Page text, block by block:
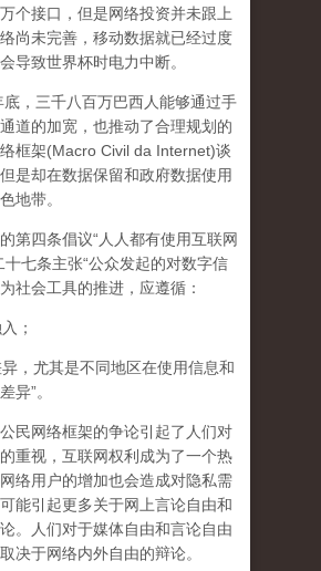
个接口，但是网络投资并未跟上
尚未完善，移动数据就已经过度
导致世界杯时电力中断。
，三千八百万巴西人能够通过手
道的加宽，也推动了合理规划的
框架(Macro Civil da Internet)谈
是却在数据保留和政府数据使用
地带。
第四条倡议“人人都有使用互联网
十七条主张“公众发起的对数字信
社会工具的推进，应遵循：
；
，尤其是不同地区在使用信息和
异”。
民网络框架的争论引起了人们对
重视，互联网权利成为了一个热
络用户的增加也会造成对隐私需
能引起更多关于网上言论自由和
。人们对于媒体自由和言论自由
决于网络内外自由的辩论。